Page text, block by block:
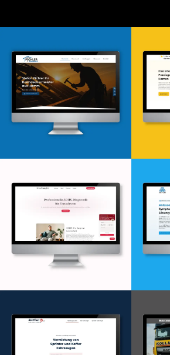
Webdesign & -entwicklung
Webdesign & -entwicklung